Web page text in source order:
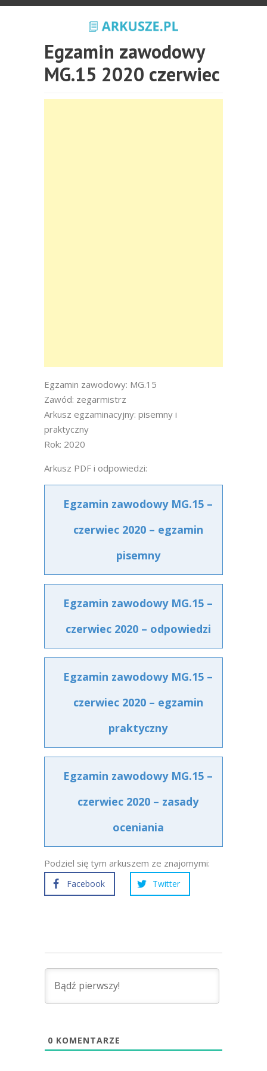
Egzamin zawodowy
MG.15 2020 czerwiec
Egzamin zawodowy: MG.15
Zawód: zegarmistrz
Arkusz egzaminacyjny: pisemny i
praktyczny
Rok: 2020
Arkusz PDF i odpowiedzi:
Egzamin zawodowy MG.15 –
czerwiec 2020 – egzamin
pisemny
Egzamin zawodowy MG.15 –
czerwiec 2020 – odpowiedzi
Egzamin zawodowy MG.15 –
czerwiec 2020 – egzamin
praktyczny
Egzamin zawodowy MG.15 –
czerwiec 2020 – zasady
oceniania
Podziel się tym arkuszem ze znajomymi:
Facebook Twitter
0 KOMENTARZE